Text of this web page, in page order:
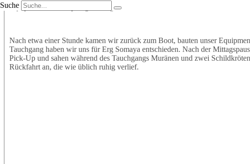
SucheEquipment an und sprangen mit großer Vorfreude ins Wasser. Wir tauchten
Nach etwa einer Stunde kamen wir zurück zum Boot, bauten unser
Tauchgang haben wir uns für Erg Somaya entschieden. Nach der
Pick-Up und sahen während des Tauchgangs Muränen und zwei
Rückfahrt an, die wie üblich ruhig verlief.